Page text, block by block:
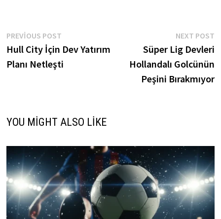
Yazı
gezinmesi
PREVIOUS POSTPrevious
post:
Hull City İçin Dev Yatırım
Planı Netleşti
NEXT POST
Süper Lig Devleri
Hollandalı Golcünün
Peşini Bırakmıyor
YOU MIGHT ALSO LIKE